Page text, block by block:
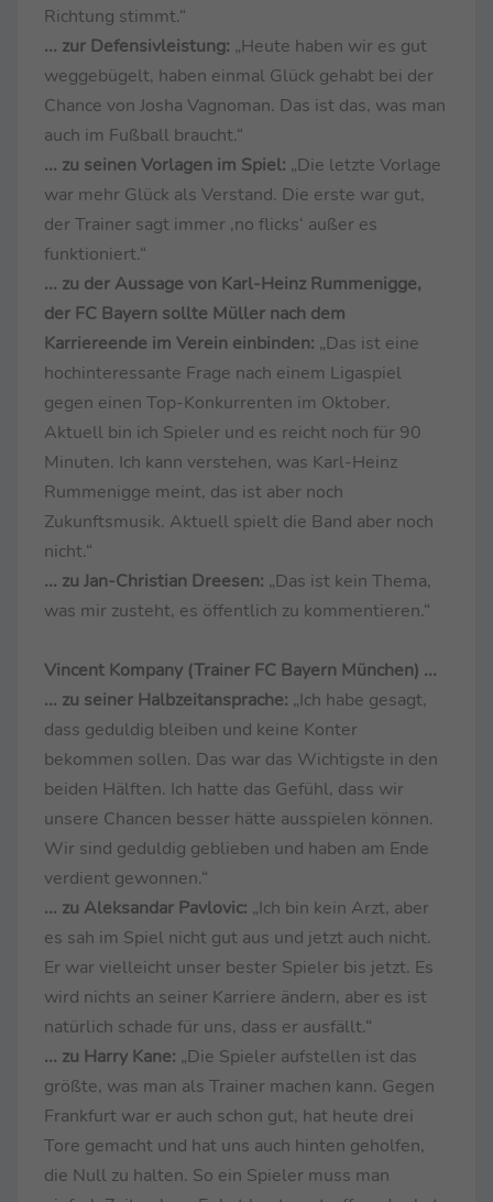
Richtung stimmt.“
... zur Defensivleistung: „Heute haben wir es gut
weggebügelt, haben einmal Glück gehabt bei der
Chance von Josha Vagnoman. Das ist das, was man
auch im Fußball braucht.“
... zu seinen Vorlagen im Spiel: „Die letzte Vorlage
war mehr Glück als Verstand. Die erste war gut,
der Trainer sagt immer ‚no flicks‘ außer es
funktioniert.“
... zu der Aussage von Karl-Heinz Rummenigge,
der FC Bayern sollte Müller nach dem
Karriereende im Verein einbinden: „Das ist eine
hochinteressante Frage nach einem Ligaspiel
gegen einen Top-Konkurrenten im Oktober.
Aktuell bin ich Spieler und es reicht noch für 90
Minuten. Ich kann verstehen, was Karl-Heinz
Rummenigge meint, das ist aber noch
Zukunftsmusik. Aktuell spielt die Band aber noch
nicht.“
... zu Jan-Christian Dreesen: „Das ist kein Thema,
was mir zusteht, es öffentlich zu kommentieren.“
Vincent Kompany (Trainer FC Bayern München) ...
... zu seiner Halbzeitansprache: „Ich habe gesagt,
dass geduldig bleiben und keine Konter
bekommen sollen. Das war das Wichtigste in den
beiden Hälften. Ich hatte das Gefühl, dass wir
unsere Chancen besser hätte ausspielen können.
Wir sind geduldig geblieben und haben am Ende
verdient gewonnen.“
... zu Aleksandar Pavlovic: „Ich bin kein Arzt, aber
es sah im Spiel nicht gut aus und jetzt auch nicht.
Er war vielleicht unser bester Spieler bis jetzt. Es
wird nichts an seiner Karriere ändern, aber es ist
natürlich schade für uns, dass er ausfällt.“
... zu Harry Kane: „Die Spieler aufstellen ist das
größte, was man als Trainer machen kann. Gegen
Frankfurt war er auch schon gut, hat heute drei
Tore gemacht und hat uns auch hinten geholfen,
die Null zu halten. So ein Spieler muss man